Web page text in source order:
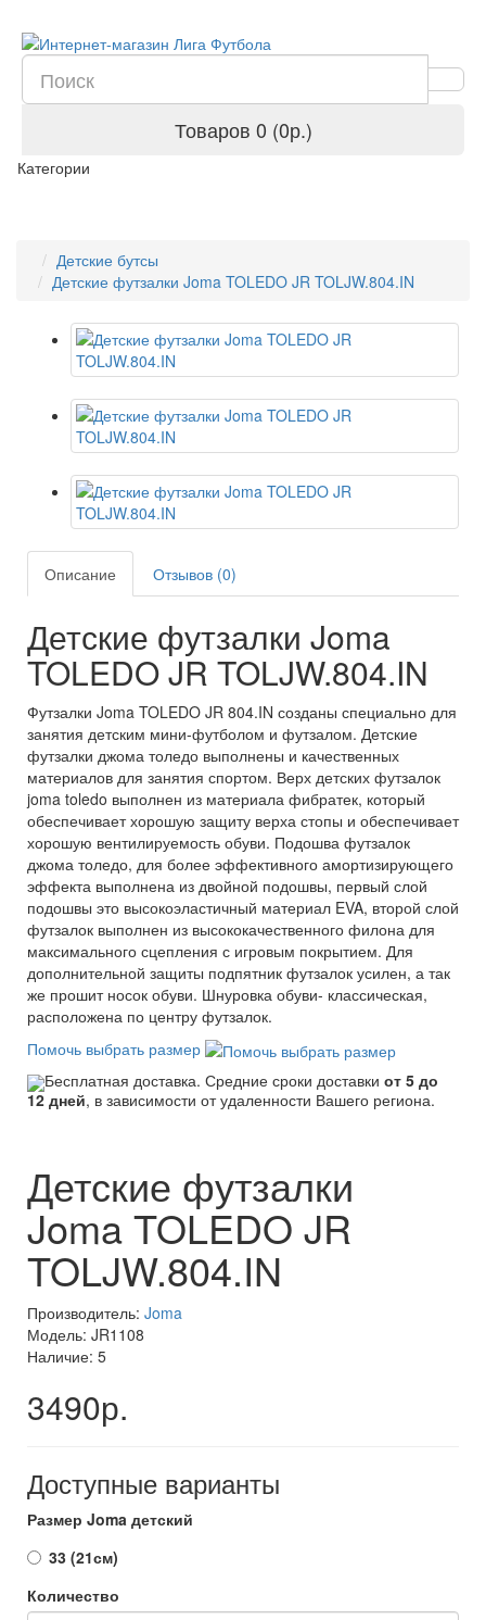
Товаров 0 (0р.)
Категории
Детские бутсы
Детские футзалки Joma TOLEDO JR TOLJW.804.IN
Описание Отзывов (0)
Детские футзалки Joma
TOLEDO JR TOLJW.804.IN
Футзалки Joma TOLEDO JR 804.IN созданы специально для
занятия детским мини-футболом и футзалом. Детские
футзалки джома толедо выполнены и качественных
материалов для занятия спортом. Верх детских футзалок
joma toledo выполнен из материала фибратек, который
обеспечивает хорошую защиту верха стопы и обеспечивает
хорошую вентилируемость обуви. Подошва футзалок
джома толедо, для более эффективного амортизирующего
эффекта выполнена из двойной подошвы, первый слой
подошвы это высокоэластичный материал EVA, второй слой
футзалок выполнен из высококачественного филона для
максимального сцепления с игровым покрытием. Для
дополнительной защиты подпятник футзалок усилен, а так
же прошит носок обуви. Шнуровка обуви- классическая,
расположена по центру футзалок.
Помочь выбрать размер
Бесплатная доставка. Средние сроки доставки от 5 до
12 дней, в зависимости от удаленности Вашего региона.
Детские футзалки
Joma TOLEDO JR
TOLJW.804.IN
Производитель: Joma
Модель: JR1108
Наличие: 5
3490р.
Доступные варианты
Размер Joma детский
33 (21см)
Количество